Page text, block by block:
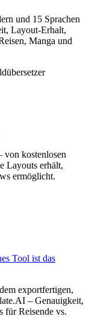
und 15 Sprachen
Layout-Erhalt,
Manga und
von kostenlosen
Layouts erhält,
ermöglicht.
Tool ist das
exportfertigen,
– Genauigkeit,
für Reisende vs.